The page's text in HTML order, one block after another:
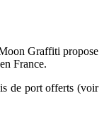
Graffiti propose
France.
de port offerts (voir